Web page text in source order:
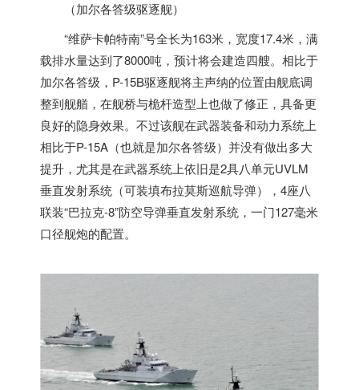
（加尔各答级驱逐舰）
“维萨卡帕特南”号全长为163米，宽度17.4米，满
载排水量达到了8000吨，预计将会建造四艘。相比于
加尔各答级，P-15B驱逐舰将主声纳的位置由舰底调
整到舰艏，在舰桥与桅杆造型上也做了修正，具备更
良好的隐身效果。不过该舰在武器装备和动力系统上
相比于P-15A（也就是加尔各答级）并没有做出多大
提升，尤其是在武器系统上依旧是2具八单元UVLM
垂直发射系统（可装填布拉莫斯巡航导弹），4座八
联装“巴拉克-8”防空导弹垂直发射系统，一门127毫米
口径舰炮的配置。